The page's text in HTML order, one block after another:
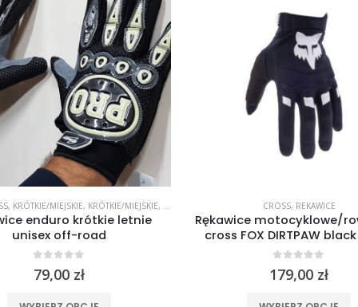
, KRÓTKIE/MIEJSKIE, KRÓTKIE/MIEJSKIE,
enduro krótkie letnie
unisex off-road
out of 5
79,00 zł
CROSS, REKAWICE
Rękawice motocyklowe/
cross FOX DIRTPAW
out of 5
179,00 zł